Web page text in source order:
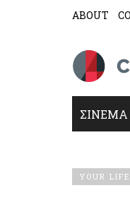
ABOUT
ΣΙΝΕΜΑ
YOUR LIFE